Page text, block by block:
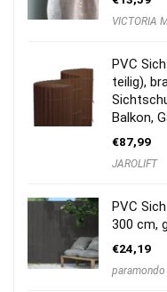
VICTORIA
PVC
teilig),
Balkon,
€87,99
JAROLIFT
PVC
300 cm,
€24,19
paramondo